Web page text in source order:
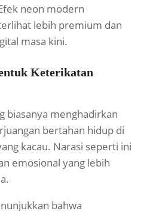
neon modern
lebih premium dan
masa kini.
Keterikatan
biasanya menghadirkan
bertahan hidup di
kacau. Narasi seperti ini
emosional yang lebih
bahwa